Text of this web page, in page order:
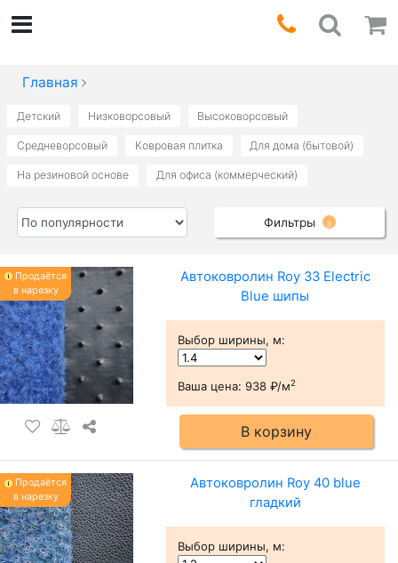
Главная
Детский Низковорсовый Высоковорсовый
Средневорсовый Ковровая плитка Для дома (бытовой)
На резиновой основе Для офиса (коммерческий)
Фильтры 3
Продаётся
в нарезку
Автоковролин Roy 33 Electric
Blue шипы
Выбор ширины, м:
Ваша цена: 938 ₽/м2
В корзину
Продаётся
в нарезку
Автоковролин Roy 40 blue
гладкий
Выбор ширины, м: